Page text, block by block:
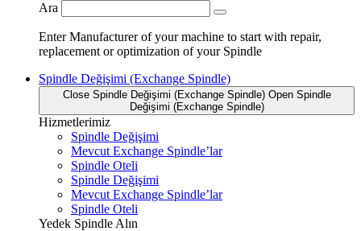
Ara
Enter Manufacturer of your machine to start with repair,
replacement or optimization of your Spindle
Spindle Değişimi (Exchange Spindle)
Close Spindle Değişimi (Exchange Spindle) Open Spindle
Değişimi (Exchange Spindle)
Hizmetlerimiz
Spindle Değişimi
Mevcut Exchange Spindle’lar
Spindle Oteli
Spindle Değişimi
Mevcut Exchange Spindle’lar
Spindle Oteli
Yedek Spindle Alın